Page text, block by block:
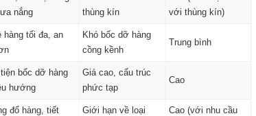
nắng
thùng kín
với thùng kín)
hàng tối đa, an
Khó bốc dỡ hàng
cồng kềnh
Trung bình
bốc dỡ hàng
hướng
Giá cao, cấu trúc
phức tạp
Cao
đổ hàng, tiết
Giới hạn về loại
Cao (với nhu cầu